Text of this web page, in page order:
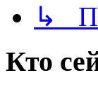
↳
Кто